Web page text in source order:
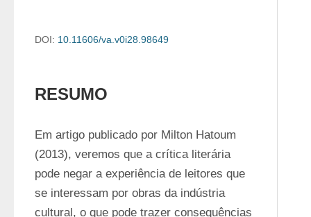
DOI: 10.11606/va.v0i28.98649
RESUMO
Em artigo publicado por Milton Hatoum
(2013), veremos que a crítica literária
pode negar a experiência de leitores que
se interessam por obras da indústria
cultural, o que pode trazer consequências